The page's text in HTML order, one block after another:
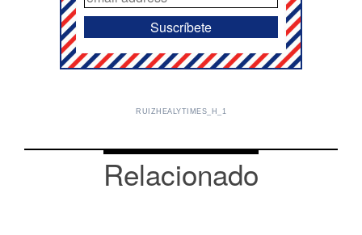
RUIZHEALYTIMES_H_1
Relacionado